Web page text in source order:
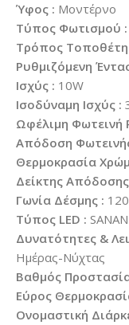
Ύφος : Μοντέρνο
Τύπος Φωτισμού :
Τρόπος
Ρυθμιζόμενη
Ισχύς : 10W
Ισοδύναμη Ισχύς :
Ωφέλιμη Φωτεινή
Απόδοση
Θερμοκρασία
Δείκτης
Γωνία Δέσμης :
Τύπος LED :
Δυνατότητες &
Ημέρας-Νύχτας
Βαθμός
Εύρος
Ονομαστική